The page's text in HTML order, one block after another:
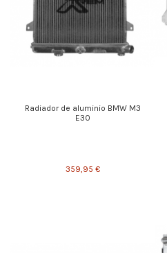
Radiador de aluminio BMW M3
E30
359,95 €